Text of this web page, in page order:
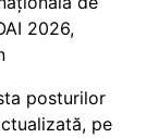
2026,
posturilor
pe